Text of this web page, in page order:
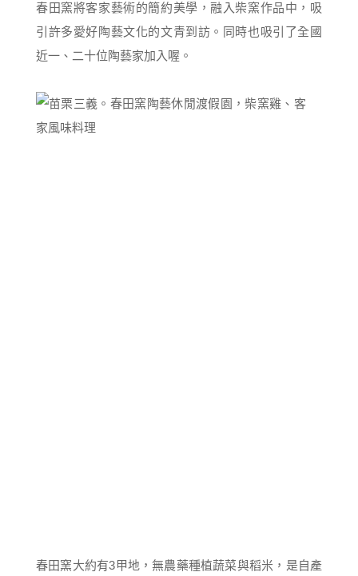
春田窯將客家藝術的簡約美學，融入柴窯作品中，吸
引許多愛好陶藝文化的文青到訪。同時也吸引了全國
近一、二十位陶藝家加入喔。
春田窯大約有3甲地，無農藥種植蔬菜與稻米，是自產